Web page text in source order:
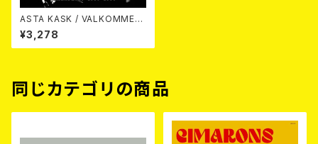
ASTA KASK / VALKOMMEN
HEM SAMLADE EP 1980-19
86 2LP
¥3,278
同じカテゴリの商品